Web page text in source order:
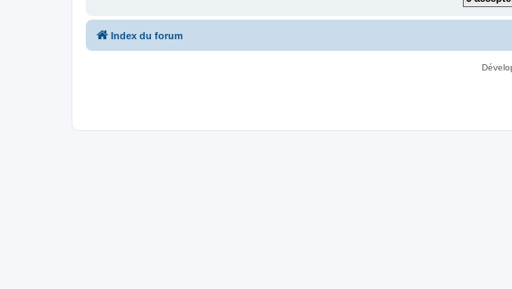
Index du forum